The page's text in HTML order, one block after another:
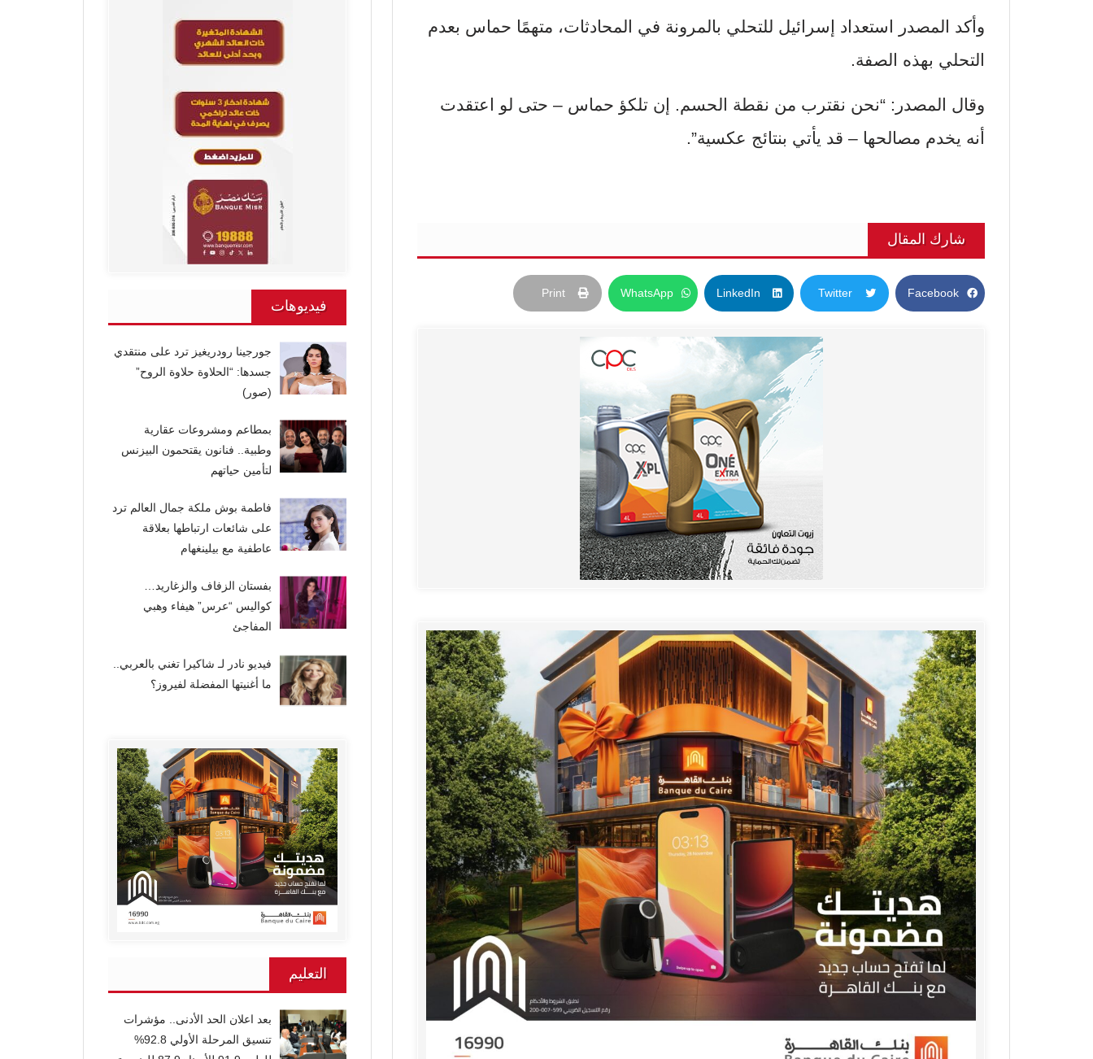
وأكد المصدر استعداد إسرائيل للتحلي بالمرونة في المحادثات، متهمًا حماس بعدم
التحلي بهذه الصفة.
وقال المصدر: “نحن نقترب من نقطة الحسم. إن تلكؤ حماس – حتى لو اعتقدت
أنه يخدم مصالحها – قد يأتي بنتائج عكسية”.
شارك المقال
Facebook
Twitter
LinkedIn
WhatsApp
Print
فيديوهات
جورجينا رودريغيز ترد على منتقدي
جسدها: “الحلاوة حلاوة الروح”
(صور)
بمطاعم ومشروعات عقارية
وطبية.. فنانون يقتحمون البيزنس
لتأمين حياتهم
فاطمة بوش ملكة جمال العالم ترد
على شائعات ارتباطها بعلاقة
عاطفية مع بيلينغهام
بفستان الزفاف والزغاريد…
كواليس “عرس” هيفاء وهبي
المفاجئ
فيديو نادر لـ شاكيرا تغني بالعربي..
ما أغنيتها المفضلة لفيروز؟
التعليم
بعد اعلان الحد الأدنى.. مؤشرات
تنسيق المرحلة الأولي 92.8%